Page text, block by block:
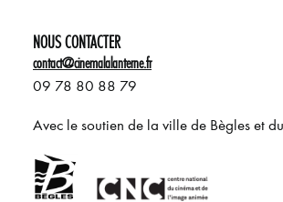
NOUS CONTACTER
contact@cinemalalanterne.fr
09 78 80 88 79
Avec le soutien de la ville de Bègles et